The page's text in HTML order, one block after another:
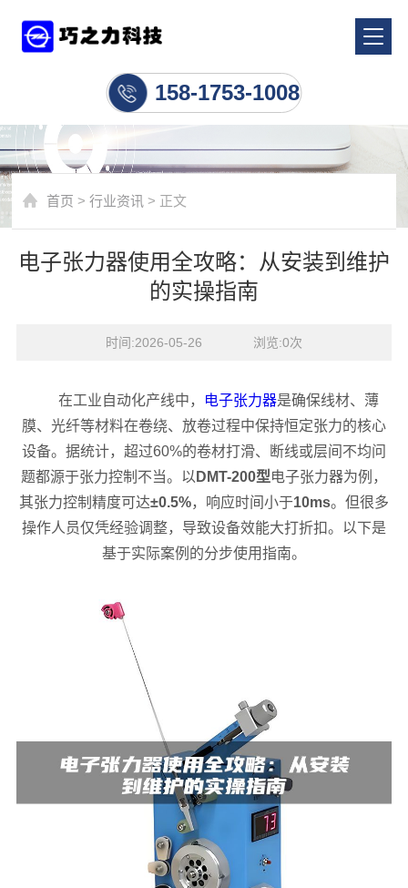
158-1753-1008
首页 >行业资讯 > 正文
电子张力器使用全攻略：从安装到维护
的实操指南
时间:2026-05-26    浏览:0次
在工业自动化产线中， 电子张力器是确保线材、薄
膜、光纤等材料在卷绕、放卷过程中保持恒定张力的核心
设备。据统计，超过60%的卷材打滑、断线或层间不均问
题都源于张力控制不当。以 DMT-200型电子张力器为例，
其张力控制精度可达±0.5%，响应时间小于10ms。但很多
操作人员仅凭经验调整，导致设备效能大打折扣。以下是
基于实际案例的分步使用指南。